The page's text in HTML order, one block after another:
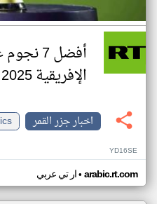
أفضل 7
الإفريقية 2025
اخبار جزر القمر
YD16SE
ار تي عربي• arabic.rt.com